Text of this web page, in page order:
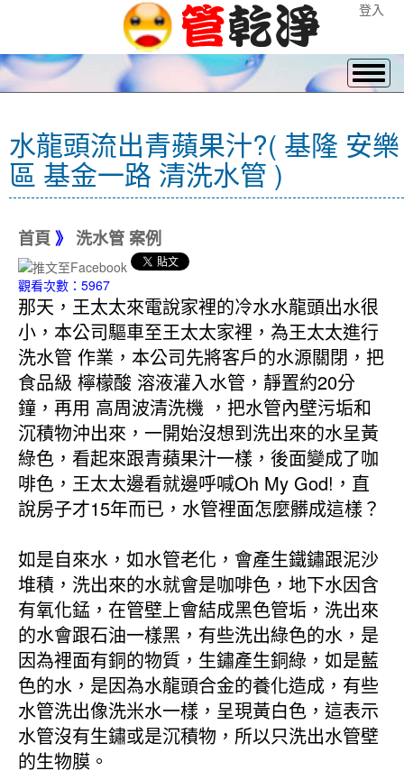
登入
水龍頭流出青蘋果汁?( 基隆 安樂
區 基金一路 清洗水管 )
首頁 》 洗水管 案例
觀看次數：5967
那天，王太太來電說家裡的冷水水龍頭出水很
小，本公司驅車至王太太家裡，為王太太進行
洗水管 作業，本公司先將客戶的水源關閉，把
食品級 檸檬酸 溶液灌入水管，靜置約20分
鐘，再用 高周波清洗機 ，把水管內壁污垢和
沉積物沖出來，一開始沒想到洗出來的水呈黃
綠色，看起來跟青蘋果汁一樣，後面變成了咖
啡色，王太太邊看就邊呼喊Oh My God!，直
說房子才15年而已，水管裡面怎麼髒成這樣？
如是自來水，如水管老化，會產生鐵鏽跟泥沙
堆積，洗出來的水就會是咖啡色，地下水因含
有氧化錳，在管壁上會結成黑色管垢，洗出來
的水會跟石油一樣黑，有些洗出綠色的水，是
因為裡面有銅的物質，生鏽產生銅綠，如是藍
色的水，是因為水龍頭合金的養化造成，有些
水管洗出像洗米水一樣，呈現黃白色，這表示
水管沒有生鏽或是沉積物，所以只洗出水管壁
的生物膜。